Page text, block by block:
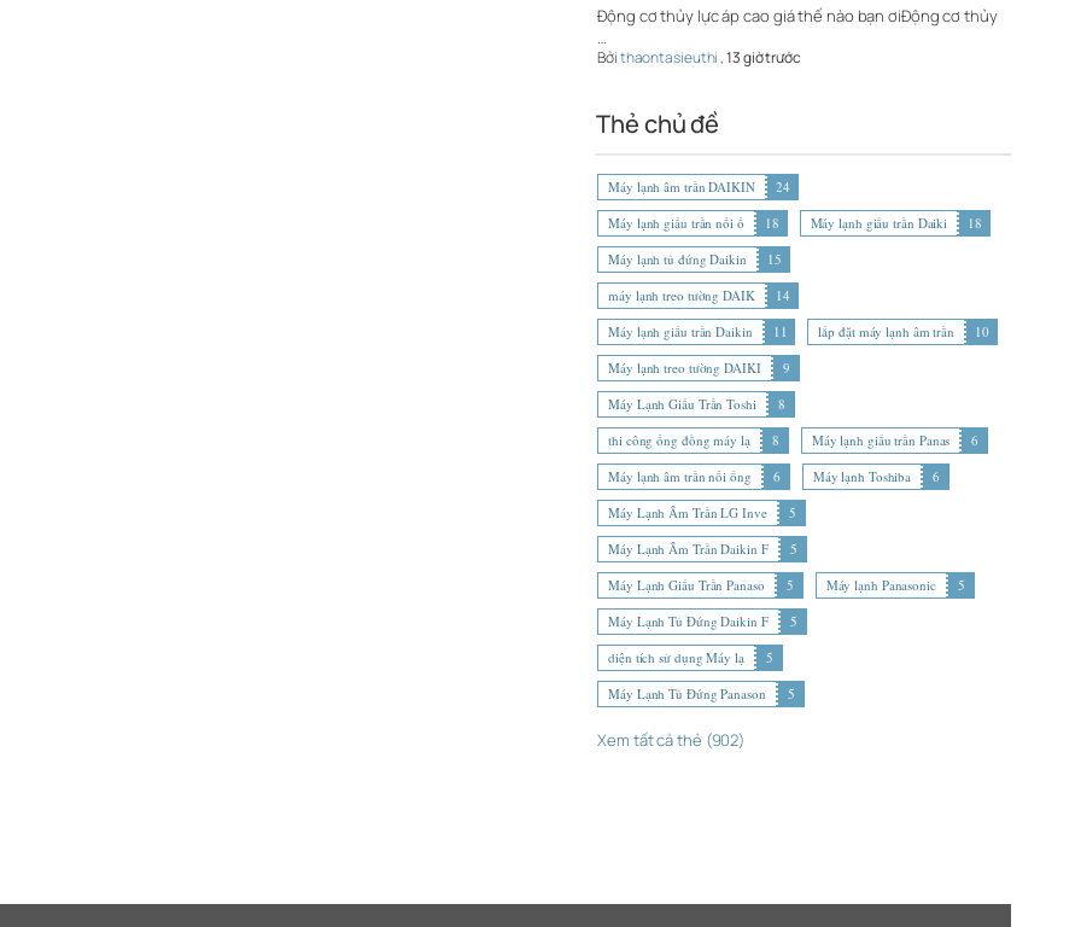
Động cơ thủy lực áp cao giá thế nào bạn ơiĐộng cơ thủy
…
Bởithaontasieuthi,13 giờ trước
Thẻ chủ đề
Máy lạnh âm trần DAIKIN
24
Máy lạnh giấu trần nối ố
18 Máy lạnh giấu trần Daiki
18
Máy lạnh tủ đứng Daikin
15
máy lạnh treo tường DAIK
14
Máy lạnh giấu trần Daikin
11 lắp đặt máy lạnh âm trần
10
Máy lạnh treo tường DAIKI
9
Máy Lạnh Giấu Trần Toshi
8
thi công ống đồng máy lạ
8 Máy lạnh giấu trần Panas
6
Máy lạnh âm trần nối ống
6 Máy lạnh Toshiba
6
Máy Lạnh Âm Trần LG Inve
5
Máy Lạnh Âm Trần Daikin F
5
Máy Lạnh Giấu Trần Panaso
5 Máy lạnh Panasonic
5
Máy Lạnh Tủ Đứng Daikin F
5
diện tích sử dụng Máy lạ
5
Máy Lạnh Tủ Đứng Panason
5
Xem tất cả thẻ (902)